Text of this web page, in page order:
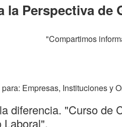
Perspectiva de
"Compartimos
Empresas, Instituciones y
diferencia. "Curso
Laboral".